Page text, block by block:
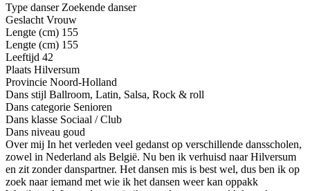
Type danser Zoekende danser
Geslacht Vrouw
Lengte (cm) 155
Lengte (cm) 155
Leeftijd 42
Plaats Hilversum
Provincie Noord-Holland
Dans stijl Ballroom, Latin, Salsa, Rock & roll
Dans categorie Senioren
Dans klasse Sociaal / Club
Dans niveau goud
Over mij In het verleden veel gedanst op verschillende dansscholen,
zowel in Nederland als België. Nu ben ik verhuisd naar Hilversum
en zit zonder danspartner. Het dansen mis is best wel, dus ben ik op
zoek naar iemand met wie ik het dansen weer kan oppakk